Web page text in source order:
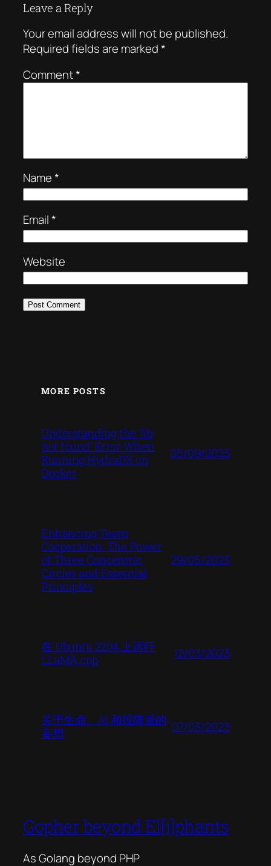
Leave a Reply
Your email address will not be published.
Required fields are marked*
Comment*
Name*
Email*
Website
MORE POSTS
Understanding the ‘lib
not found’ Error When
Running HydraDX on
Docker
05/09/2023
Enhancing Team
Cooperation: The Power
of Three Concentric
Circles and Essential
Principles
29/05/2023
在 Ubuntu 2204 上运行
LLaMA.cpp
12/03/2023
关于生命、AI 和投降派的
妄想
07/03/2023
Gopher beyond El[i]phants
As Golang beyond PHP